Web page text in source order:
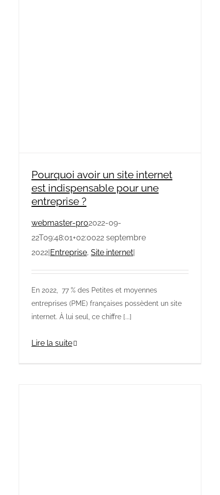
Pourquoi avoir un site internet
est indispensable pour une
entreprise ?
webmaster-pro2022-09-
22T09:48:01+02:0022 septembre
2022|Entreprise, Site internet|
En 2022, 77 % des Petites et moyennes
entreprises (PME) françaises possèdent un site
internet. À lui seul, ce chiffre [...]
Lire la suite